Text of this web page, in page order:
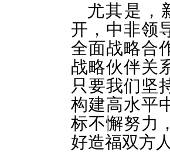
尤其是，
开，中非领
全面战略合
战略伙伴关
只要我们坚
构建高水平
标不懈努力
好造福双方人